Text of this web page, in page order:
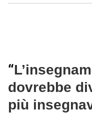
“
dovrebbe
più